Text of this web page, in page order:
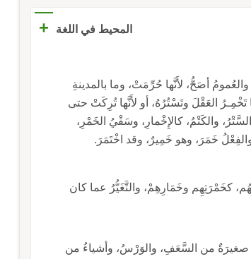
المحيط في اللغة
+
أصَحُّ، لأَنَّها حُرِّمَتْ، وما بالمدينةِ
خَمْرُ عِنَبٍ، وما كانَ شَرَابُهُم إلا البُسْرَ والتَّمْرَ، سُمِّيَتْ خَمْراً لأنَّها تَخْمِـرُ العَقْلَ وتَسْتُرُهُ، أو لأَنَّها تُرِكَتْ حتى
والعِنَبُ، والسَّتْرُ، والكَتْمُ، كالإِخْمارِ، وسَقْيُ الخَمْرِ،
خَمَرَ، وهو خَمِيرٌ، وقد اخْتَمَرَ.
كخَمْرَتِهِم وخَمَارِهِمْ، والتَّغَيُّرُ عما كان
وحَصيرَةٌ صغيرَةٌ من السَّعَفِ، والوَرْسُ، وأشياءُ من